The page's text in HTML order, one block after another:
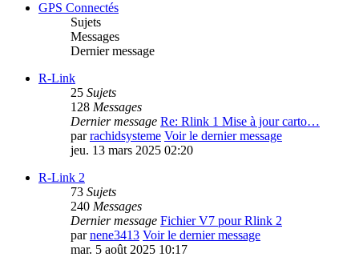
GPS Connectés
Sujets
Messages
Dernier message
R-Link
25 Sujets
128 Messages
Dernier message Re: Rlink 1 Mise à jour carto…
parrachidsysteme Voir le dernier message
jeu. 13 mars 2025 02:20
R-Link 2
73 Sujets
240 Messages
Dernier message Fichier V7 pour Rlink 2
parnene3413 Voir le dernier message
mar. 5 août 2025 10:17